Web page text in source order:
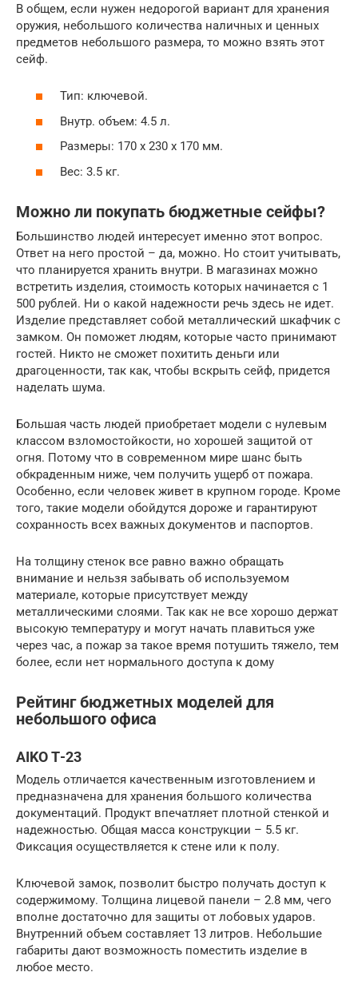
В общем, если нужен недорогой вариант для хранения
оружия, небольшого количества наличных и ценных
предметов небольшого размера, то можно взять этот
сейф.
Тип: ключевой.
Внутр. объем: 4.5 л.
Размеры: 170 х 230 х 170 мм.
Вес: 3.5 кг.
Можно ли покупать бюджетные сейфы?
Большинство людей интересует именно этот вопрос.
Ответ на него простой – да, можно. Но стоит учитывать,
что планируется хранить внутри. В магазинах можно
встретить изделия, стоимость которых начинается с 1
500 рублей. Ни о какой надежности речь здесь не идет.
Изделие представляет собой металлический шкафчик с
замком. Он поможет людям, которые часто принимают
гостей. Никто не сможет похитить деньги или
драгоценности, так как, чтобы вскрыть сейф, придется
наделать шума.
Большая часть людей приобретает модели с нулевым
классом взломостойкости, но хорошей защитой от
огня. Потому что в современном мире шанс быть
обкраденным ниже, чем получить ущерб от пожара.
Особенно, если человек живет в крупном городе. Кроме
того, такие модели обойдутся дороже и гарантируют
сохранность всех важных документов и паспортов.
На толщину стенок все равно важно обращать
внимание и нельзя забывать об используемом
материале, которые присутствует между
металлическими слоями. Так как не все хорошо держат
высокую температуру и могут начать плавиться уже
через час, а пожар за такое время потушить тяжело, тем
более, если нет нормального доступа к дому
Рейтинг бюджетных моделей для
небольшого офиса
AIKO Т-23
Модель отличается качественным изготовлением и
предназначена для хранения большого количества
документаций. Продукт впечатляет плотной стенкой и
надежностью. Общая масса конструкции – 5.5 кг.
Фиксация осуществляется к стене или к полу.
Ключевой замок, позволит быстро получать доступ к
содержимому. Толщина лицевой панели – 2.8 мм, чего
вполне достаточно для защиты от лобовых ударов.
Внутренний объем составляет 13 литров. Небольшие
габариты дают возможность поместить изделие в
любое место.